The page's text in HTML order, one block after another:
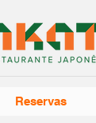
Reservas